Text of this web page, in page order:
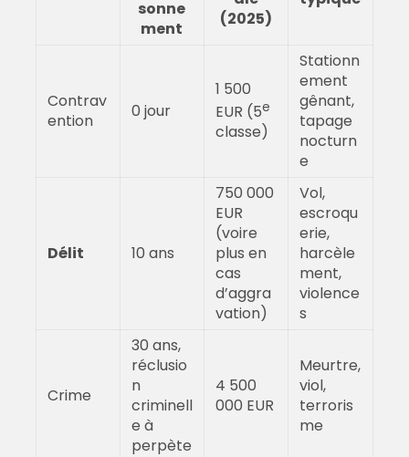
sonne
ment
(2025)
Contrav
ention
0 jour
1 500
EUR (5e
classe)
Stationn
ement
gênant,
tapage
nocturn
e
Délit 10 ans
750 000
EUR
(voire
plus en
cas
d’aggra
vation)
Vol,
escroqu
erie,
harcèle
ment,
violence
s
Crime
30 ans,
réclusio
n
criminell
e à
perpète
4 500
000 EUR
Meurtre,
viol,
terroris
me